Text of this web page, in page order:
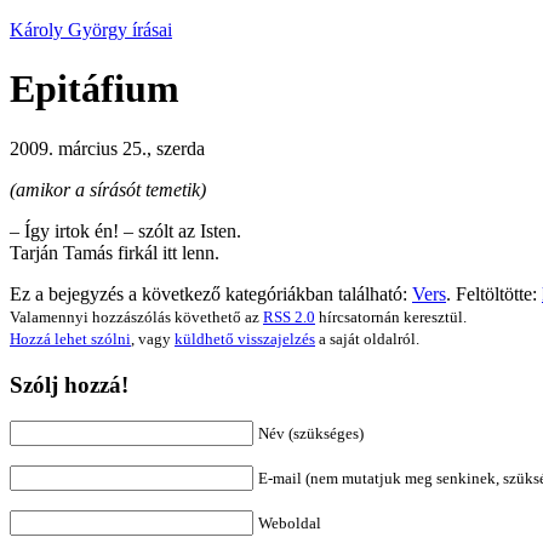
Károly György írásai
Epitáfium
2009. március 25., szerda
(amikor a sírásót temetik)
– Így irtok én! – szólt az Isten.
Tarján Tamás firkál itt lenn.
Ez a bejegyzés a következő kategóriákban található: Vers. Feltöltötte:
Valamennyi hozzászólás követhető az RSS 2.0 hírcsatornán keresztül.
Hozzá lehet szólni , vagy küldhető visszajelzés a saját oldalról.
Szólj hozzá!
Név (szükséges)
E-mail (nem mutatjuk meg senkinek,
Weboldal